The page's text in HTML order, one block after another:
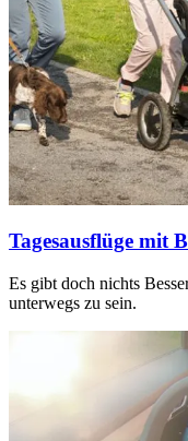
Tagesausflüge mit
Es gibt doch nichts
unterwegs zu sein.